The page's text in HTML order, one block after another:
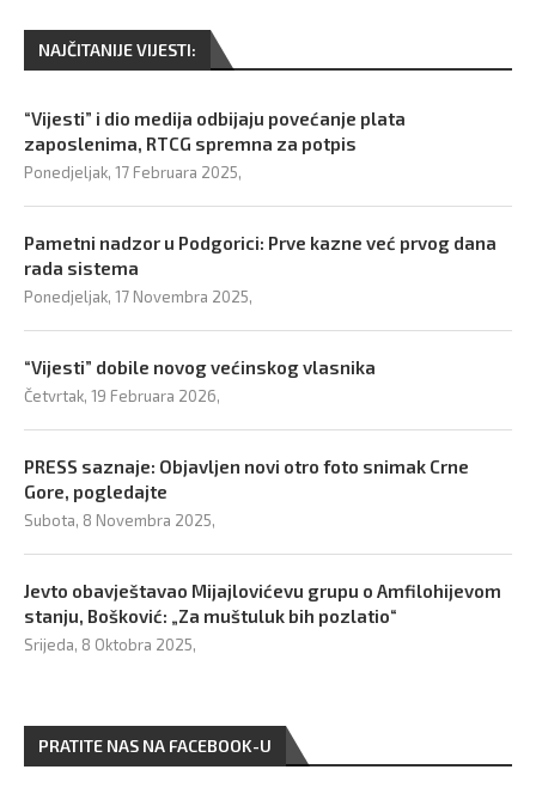
NAJČITANIJE VIJESTI:
“Vijesti” i dio medija odbijaju povećanje plata
zaposlenima, RTCG spremna za potpis
Ponedjeljak, 17 Februara 2025,
Pametni nadzor u Podgorici: Prve kazne već prvog dana
rada sistema
Ponedjeljak, 17 Novembra 2025,
“Vijesti” dobile novog većinskog vlasnika
Četvrtak, 19 Februara 2026,
PRESS saznaje: Objavljen novi otro foto snimak Crne
Gore, pogledajte
Subota, 8 Novembra 2025,
Jevto obavještavao Mijajlovićevu grupu o Amfilohijevom
stanju, Bošković: „Za muštuluk bih pozlatio“
Srijeda, 8 Oktobra 2025,
PRATITE NAS NA FACEBOOK-U